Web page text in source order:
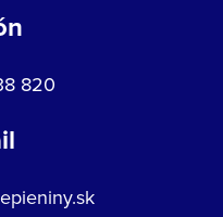
820